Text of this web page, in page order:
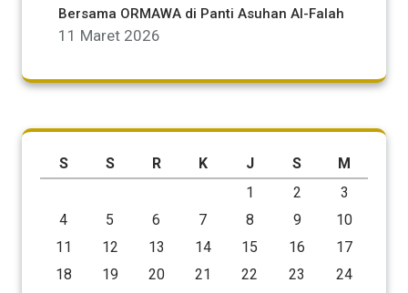
Bersama ORMAWA di Panti Asuhan Al-Falah
11 Maret 2026
S S R K J S
M
1
2
3
4
5 6 7 8 9
10
11
12 13 14 15 16
17
18
19 20 21 22 23
24